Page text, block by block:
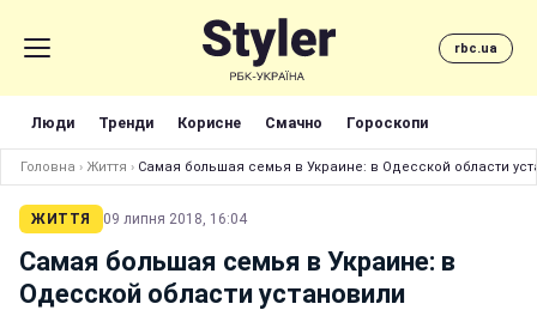
rbc.ua
Люди Тренди Корисне Смачно Гороскопи
Головна › Життя › Самая большая семья в Украине: в Одесской области
ЖИТТЯ 09 липня 2018, 16:04
Самая большая семья в Украине: в
Одесской области установили